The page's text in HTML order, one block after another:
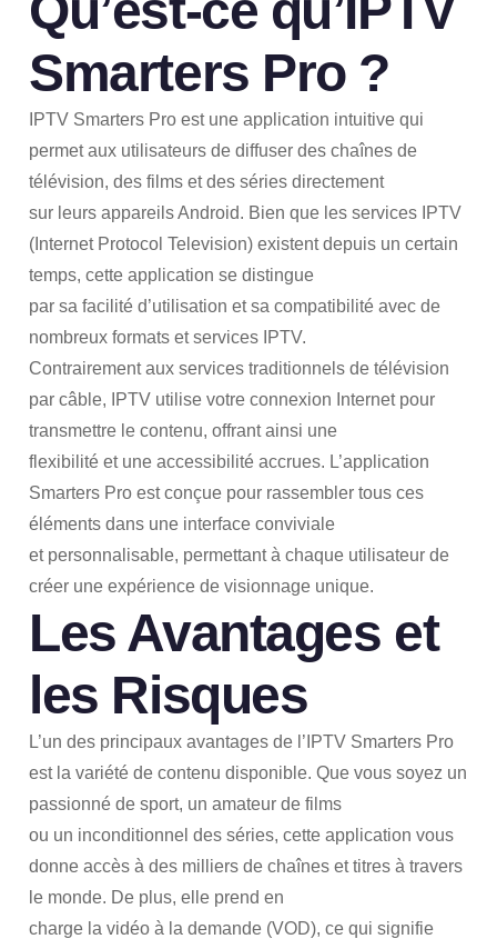
Smarters Pro ?
IPTV Smarters Pro est une application intuitive qui
permet aux utilisateurs de diffuser des chaînes de
télévision, des films et des séries directement
sur leurs appareils Android. Bien que les services IPTV
(Internet Protocol Television) existent depuis un certain
temps, cette application se distingue
par sa facilité d’utilisation et sa compatibilité avec de
nombreux formats et services IPTV.
Contrairement aux services traditionnels de télévision
par câble, IPTV utilise votre connexion Internet pour
transmettre le contenu, offrant ainsi une
flexibilité et une accessibilité accrues. L’application
Smarters Pro est conçue pour rassembler tous ces
éléments dans une interface conviviale
et personnalisable, permettant à chaque utilisateur de
créer une expérience de visionnage unique.
Les Avantages et
les Risques
L’un des principaux avantages de l’IPTV Smarters Pro
est la variété de contenu disponible. Que vous soyez un
passionné de sport, un amateur de films
ou un inconditionnel des séries, cette application vous
donne accès à des milliers de chaînes et titres à travers
le monde. De plus, elle prend en
charge la vidéo à la demande (VOD), ce qui signifie